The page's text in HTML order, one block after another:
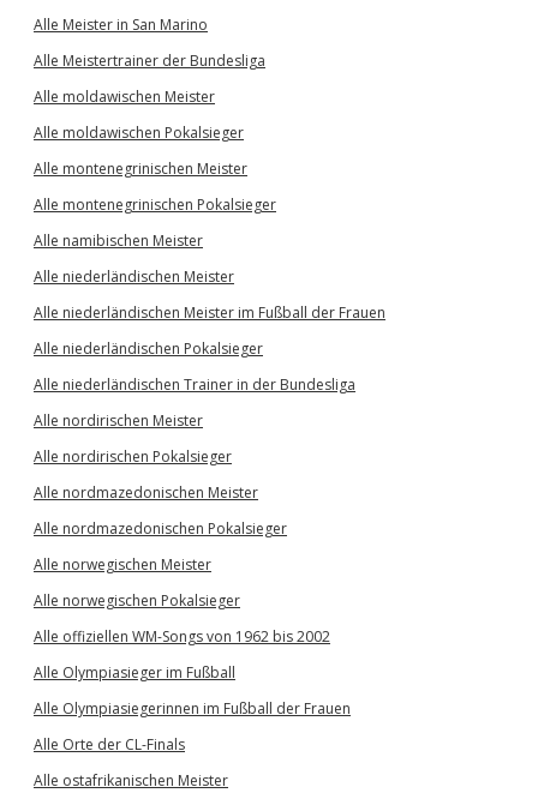
Alle Meister in San Marino
Alle Meistertrainer der Bundesliga
Alle moldawischen Meister
Alle moldawischen Pokalsieger
Alle montenegrinischen Meister
Alle montenegrinischen Pokalsieger
Alle namibischen Meister
Alle niederländischen Meister
Alle niederländischen Meister im Fußball der Frauen
Alle niederländischen Pokalsieger
Alle niederländischen Trainer in der Bundesliga
Alle nordirischen Meister
Alle nordirischen Pokalsieger
Alle nordmazedonischen Meister
Alle nordmazedonischen Pokalsieger
Alle norwegischen Meister
Alle norwegischen Pokalsieger
Alle offiziellen WM-Songs von 1962 bis 2002
Alle Olympiasieger im Fußball
Alle Olympiasiegerinnen im Fußball der Frauen
Alle Orte der CL-Finals
Alle ostafrikanischen Meister